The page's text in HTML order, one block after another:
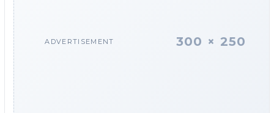
ADVERTISEMENT 300 × 250